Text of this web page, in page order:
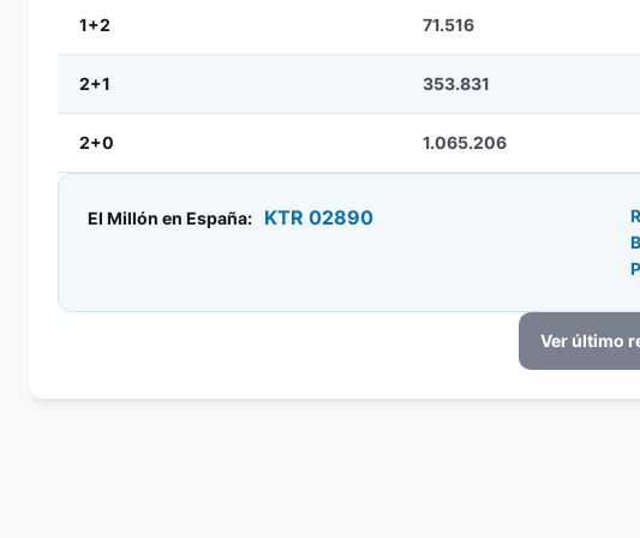
1+2 71.516
2+1 353.831
2+0 1.065.206
El Millón en España: KTR 02890
Ver último